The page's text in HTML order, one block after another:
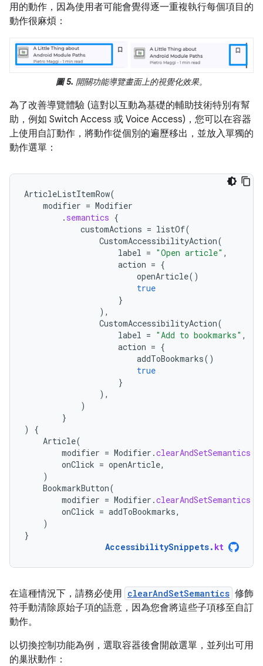
用的動作，因為使用者可能會覺得逐一重複執行每個項目的
動作很麻煩：
圖 5. 開關功能導覽畫面上的視覺化效果。
為了改善導覽體驗 (這對以互動為基礎的輔助技術特別有幫
助，例如 Switch Access 或 Voice Access)，您可以在容器
上使用自訂動作，將動作從個別的遍歷移出，並放入單獨的
動作選單：
ArticleListItemRow(
modifier = Modifier
. semantics {
customActions = listOf(
CustomAccessibilityAction(
label = "Open article" ,
action = {
openArticle()
true
}
),
CustomAccessibilityAction(
label = "Add to bookmarks" ,
action = {
addToBookmarks()
true
}
),
)
}
)
{
Article(
modifier = Modifier .clearAndSetSemantics
onClick = openArticle,
)
BookmarkButton(
modifier = Modifier .clearAndSetSemantics
onClick = addToBookmarks,
)
}
AccessibilitySnippets. kt
在這種情況下，請務必使用 clearAndSetSemantics 修飾
符手動清除原始子項的語意，因為您會將這些子項移至自訂
動作。
以切換控制功能為例，選取容器後會開啟選單，並列出可用
的巢狀動作：